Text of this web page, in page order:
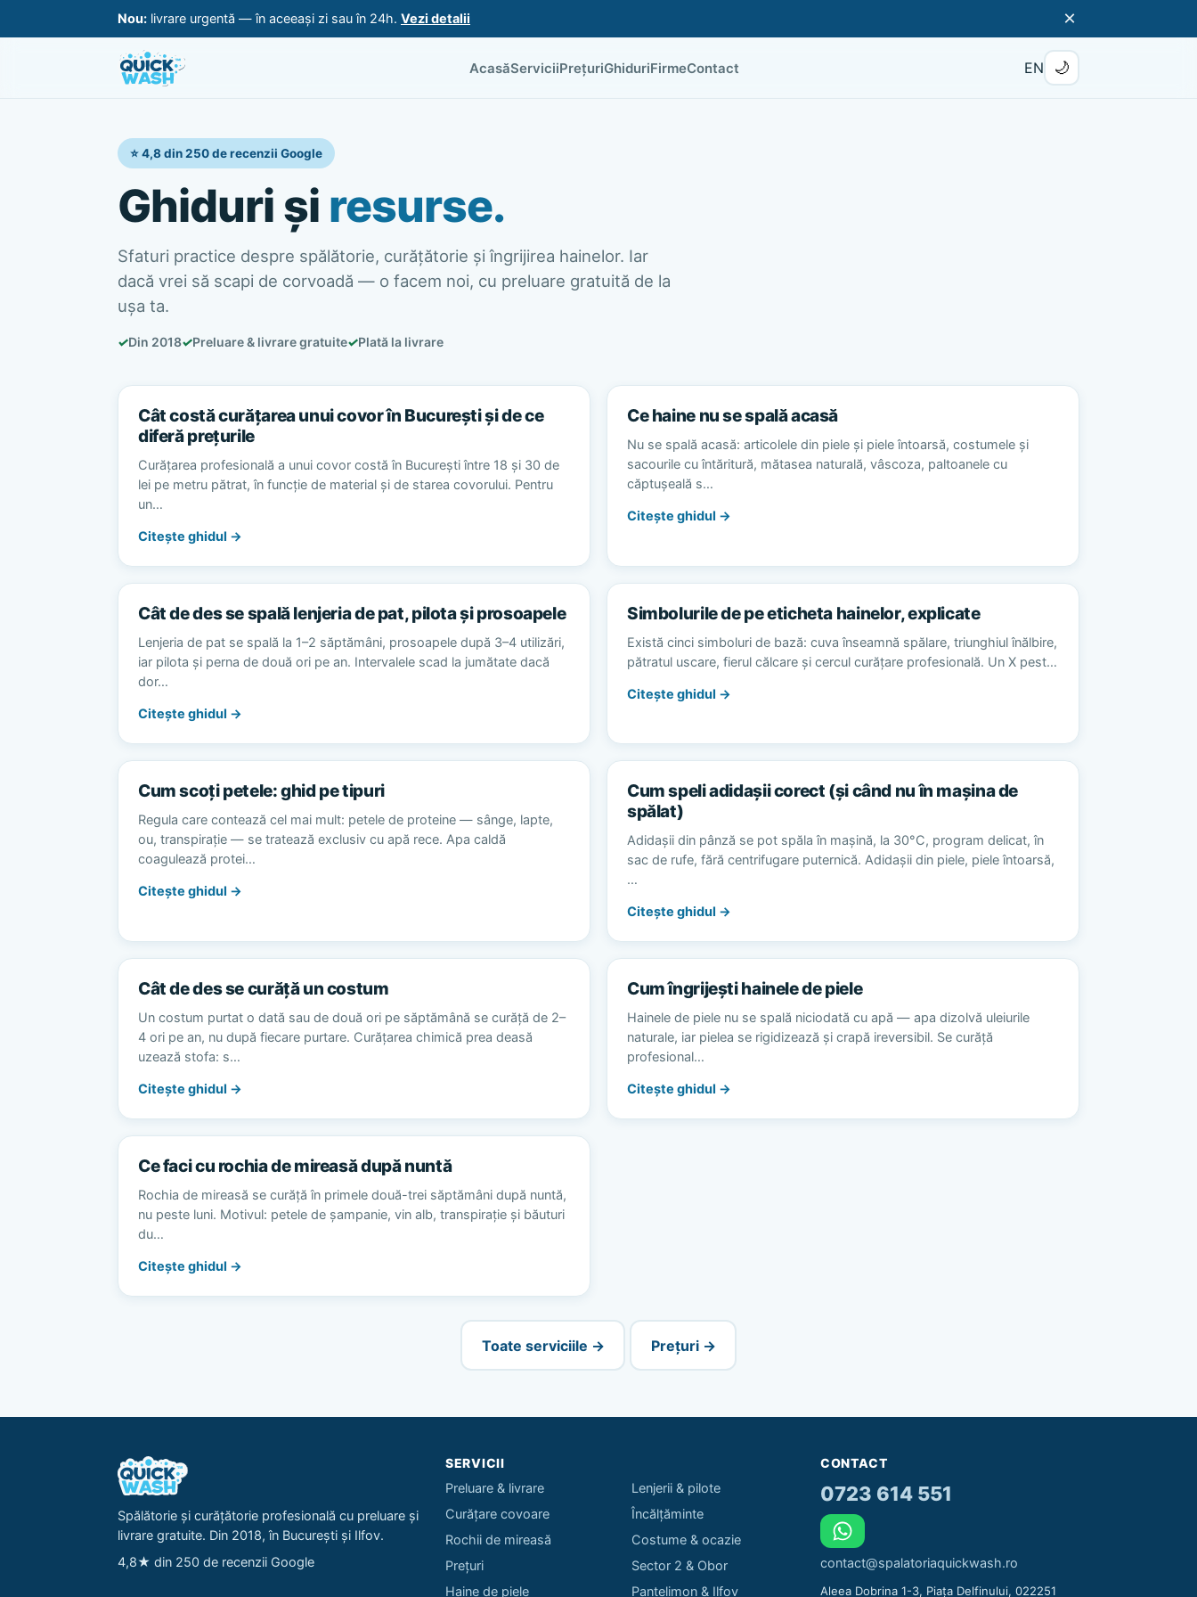
Nou: livrare urgentă — în aceeași zi sau în 24h. Vezi detalii ×
AcasăServiciiPrețuriGhiduriFirmeContact EN 🌙
⭐ 4,8 din 250 de recenzii Google
Ghiduri și resurse.
Sfaturi practice despre spălătorie, curățătorie și îngrijirea hainelor. Iar
dacă vrei să scapi de corvoadă — o facem noi, cu preluare gratuită de la
ușa ta.
✓Din 2018✓Preluare & livrare gratuite✓Plată la livrare
Cât costă curățarea unui covor în București și de ce
diferă prețurile
Curățarea profesională a unui covor costă în București între 18 și 30 de
lei pe metru pătrat, în funcție de material și de starea covorului. Pentru
un…
Citește ghidul →
Ce haine nu se spală acasă
Nu se spală acasă: articolele din piele și piele întoarsă, costumele și
sacourile cu întăritură, mătasea naturală, vâscoza, paltoanele cu
căptușeală s…
Citește ghidul →
Cât de des se spală lenjeria de pat, pilota și prosoapele
Lenjeria de pat se spală la 1–2 săptămâni, prosoapele după 3–4 utilizări,
iar pilota și perna de două ori pe an. Intervalele scad la jumătate dacă
dor…
Citește ghidul →
Simbolurile de pe eticheta hainelor, explicate
Există cinci simboluri de bază: cuva înseamnă spălare, triunghiul înălbire,
pătratul uscare, fierul călcare și cercul curățare profesională. Un X pest…
Citește ghidul →
Cum scoți petele: ghid pe tipuri
Regula care contează cel mai mult: petele de proteine — sânge, lapte,
ou, transpirație — se tratează exclusiv cu apă rece. Apa caldă
coagulează protei…
Citește ghidul →
Cum speli adidașii corect (și când nu în mașina de
spălat)
Adidașii din pânză se pot spăla în mașină, la 30°C, program delicat, în
sac de rufe, fără centrifugare puternică. Adidașii din piele, piele întoarsă,
…
Citește ghidul →
Cât de des se curăță un costum
Un costum purtat o dată sau de două ori pe săptămână se curăță de 2–
4 ori pe an, nu după fiecare purtare. Curățarea chimică prea deasă
uzează stofa: s…
Citește ghidul →
Cum îngrijești hainele de piele
Hainele de piele nu se spală niciodată cu apă — apa dizolvă uleiurile
naturale, iar pielea se rigidizează și crapă ireversibil. Se curăță
profesional…
Citește ghidul →
Ce faci cu rochia de mireasă după nuntă
Rochia de mireasă se curăță în primele două-trei săptămâni după nuntă,
nu peste luni. Motivul: petele de șampanie, vin alb, transpirație și băuturi
du…
Citește ghidul →
Toate serviciile → Prețuri →
Spălătorie și curățătorie profesională cu preluare și
livrare gratuite. Din 2018, în București și Ilfov.
4,8★ din 250 de recenzii Google
SERVICII
Preluare & livrare
Curățare covoare
Rochii de mireasă
Prețuri
Haine de piele
Lenjerii & pilote
Încălțăminte
Costume & ocazie
Sector 2 & Obor
Pantelimon & Ilfov
CONTACT
0723 614 551
contact@spalatoriaquickwash.ro
Aleea Dobrina 1-3, Piața Delfinului, 022251